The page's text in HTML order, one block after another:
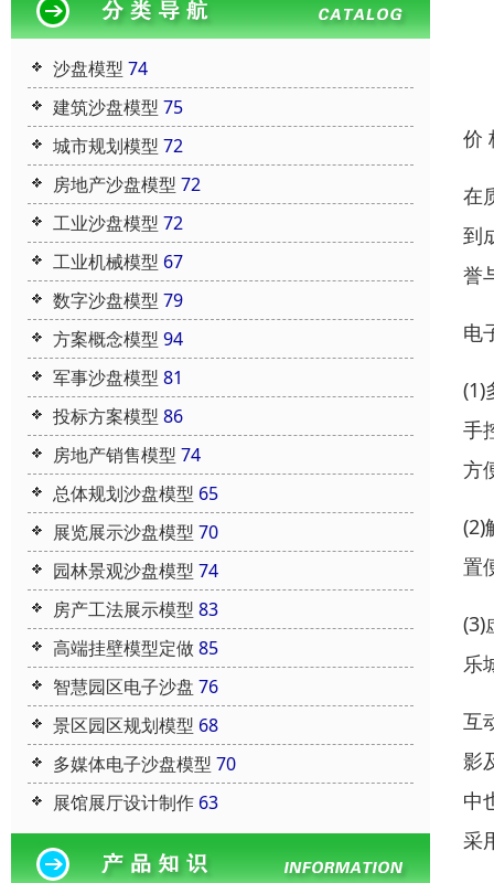
沙盘模型 74
建筑沙盘模型 75
城市规划模型 72
房地产沙盘模型 72
工业沙盘模型 72
工业机械模型 67
数字沙盘模型 79
方案概念模型 94
军事沙盘模型 81
投标方案模型 86
房地产销售模型 74
总体规划沙盘模型 65
展览展示沙盘模型 70
园林景观沙盘模型 74
房产工法展示模型 83
高端挂壁模型定做85
智慧园区电子沙盘 76
景区园区规划模型 68
多媒体电子沙盘模型 70
展馆展厅设计制作 63
价
在
到
誉
电
(1)
手
方
(2)
置
(3)
乐
互
影
中
采